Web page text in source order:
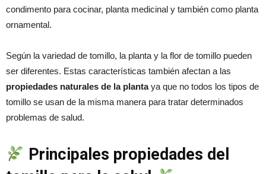
condimento para cocinar, planta medicinal y también como planta
ornamental.
Según la variedad de tomillo, la planta y la flor de tomillo pueden
ser diferentes. Estas características también afectan a las
propiedades naturales de la plantaya que no todos los tipos de
tomillo se usan de la misma manera para tratar determinados
problemas de salud.
Principales propiedades del